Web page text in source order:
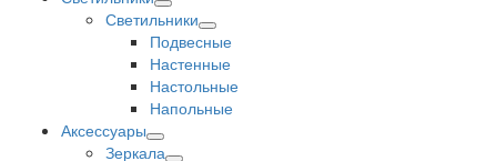
Светильники
Подвесные
Настенные
Настольные
Напольные
Аксессуары
Зеркала